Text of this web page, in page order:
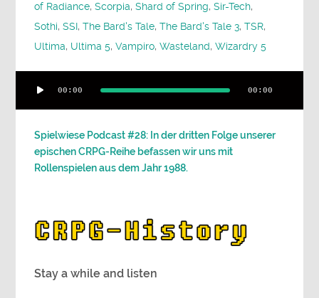
of Radiance,Scorpia,Shard of Spring,Sir-Tech,
Sothi,SSI,The Bard's Tale,The Bard's Tale 3,TSR,
Ultima, Ultima 5,Vampiro,Wasteland,Wizardry 5
Player
00:00 00:00
Spielwiese Podcast #28: In der dritten Folge unserer
epischen CRPG-Reihe befassen wir uns mit
Rollenspielen aus dem Jahr 1988.
Stay a while and listen